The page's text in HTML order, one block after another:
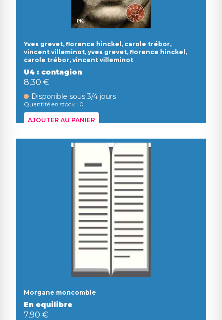
Yves grevet, florence hinckel, carole trébor,
vincent villeminot, yves grevet, florence hinckel,
carole trébor, vincent villeminot
U4 : contagion
8,30 €
Disponible sous 3/4 jours
Quantité en stock : 0
AJOUTER AU PANIER
Morgane moncomble
En equilibre
7,90 €